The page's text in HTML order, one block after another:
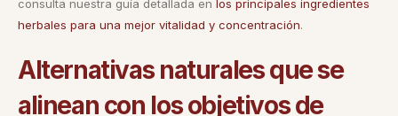
consulta nuestra guía detallada en los principales ingredientes
herbales para una mejor vitalidad y concentración.
Alternativas naturales que se
alinean con los objetivos de